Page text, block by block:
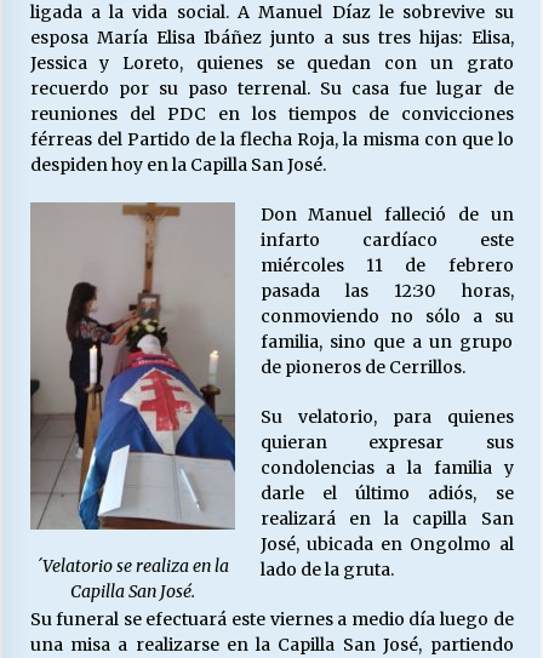
S.O.S. a los ricos, Save Our Souls (Salvar
Nuestras Almas)
30/04/2026
¿Asesores con doble sueldo?
18/04/2026
Chile y sus segmentos de la riqueza
06/04/2026
ligada a la vida social. A Manuel Díaz le sobrevive su
esposa María Elisa Ibáñez junto a sus tres hijas: Elisa,
Jessica y Loreto, quienes se quedan con un grato
recuerdo por su paso terrenal. Su casa fue lugar de
reuniones del PDC en los tiempos de convicciones
férreas del Partido de la flecha Roja, la misma con que lo
despiden hoy en la Capilla San José.
´Velatorio se realiza en la
Capilla San José.
Don Manuel falleció de un
infarto cardíaco este
miércoles 11 de febrero
pasada las 12:30 horas,
conmoviendo no sólo a su
familia, sino que a un grupo
de pioneros de Cerrillos.
Su velatorio, para quienes
quieran expresar sus
condolencias a la familia y
darle el último adiós, se
realizará en la capilla San
José, ubicada en Ongolmo al
lado de la gruta.
Su funeral se efectuará este viernes a medio día luego de
una misa a realizarse en la Capilla San José, partiendo